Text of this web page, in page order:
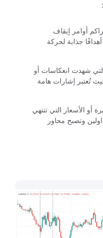
أوامر إيقاف
جذابة لحركة
شهدت انعكاسات أو
تُعتبر إشارات هامة
أو الأسعار التي تنتهي
وتصبح محاور